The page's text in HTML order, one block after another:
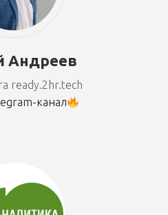
Андреев
ready.2hr.tech
канал